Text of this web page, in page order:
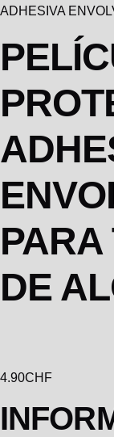
ADHESIVA
PARA
DE
4.90CHF